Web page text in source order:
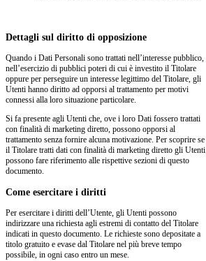
Dettagli sul diritto di opposizione
Quando i Dati Personali sono trattati nell’interesse pubblico,
nell’esercizio di pubblici poteri di cui è investito il Titolare
oppure per perseguire un interesse legittimo del Titolare, gli
Utenti hanno diritto ad opporsi al trattamento per motivi
connessi alla loro situazione particolare.
Si fa presente agli Utenti che, ove i loro Dati fossero trattati
con finalità di marketing diretto, possono opporsi al
trattamento senza fornire alcuna motivazione. Per scoprire se
il Titolare tratti dati con finalità di marketing diretto gli Utenti
possono fare riferimento alle rispettive sezioni di questo
documento.
Come esercitare i diritti
Per esercitare i diritti dell’Utente, gli Utenti possono
indirizzare una richiesta agli estremi di contatto del Titolare
indicati in questo documento. Le richieste sono depositate a
titolo gratuito e evase dal Titolare nel più breve tempo
possibile, in ogni caso entro un mese.